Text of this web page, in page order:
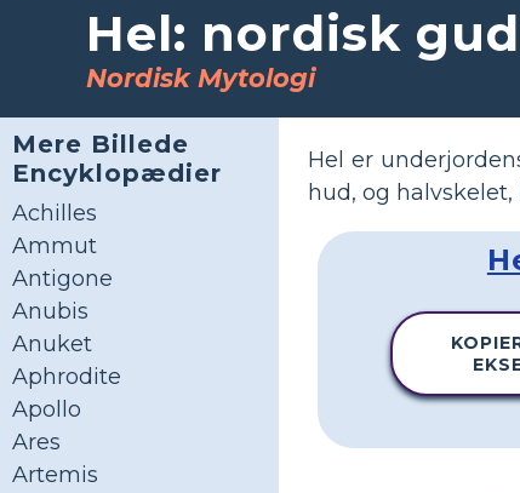
Hel: nordisk
Nordisk Mytologi
Mere Billede
Encyklopædier
Achilles
Ammut
Antigone
Anubis
Anuket
Aphrodite
Apollo
Ares
Artemis
Hel er
hud, og